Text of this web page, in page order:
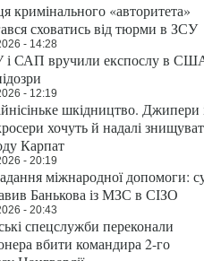
кримінального «авторитета»
сховатись від тюрми в ЗСУ
- 14:28
САП вручили експослу в
- 12:19
шкідництво. Джипери
хочуть й надалі
Карпат
- 20:19
міжнародної допомоги:
Банькова із МЗС в СІЗО
- 20:43
спецслужби переконали
вбити командира 2-го